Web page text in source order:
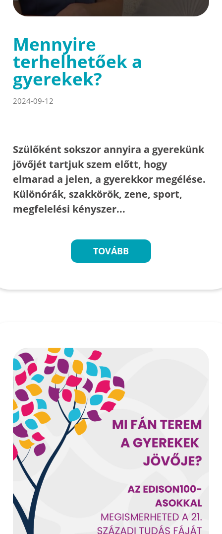
Mennyire
terhelhetőek a
gyerekek?
2024-09-12
Szülőként sokszor annyira a gyerekünk
jövőjét tartjuk szem előtt, hogy
elmarad a jelen, a gyerekkor megélése.
Különórák, szakkörök, zene, sport,
megfelelési kényszer...
TOVÁBB